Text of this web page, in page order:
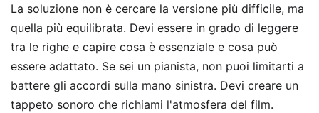
La soluzione non è cercare la versione più difficile, ma
quella più equilibrata. Devi essere in grado di leggere
tra le righe e capire cosa è essenziale e cosa può
essere adattato. Se sei un pianista, non puoi limitarti a
battere gli accordi sulla mano sinistra. Devi creare un
tappeto sonoro che richiami l'atmosfera del film.